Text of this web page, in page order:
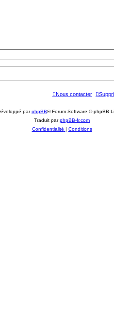
Nous contacter
parphpBB® Forum Software © phpBB
Traduit parphpBB-fr.com
Confidentialité
Conditions